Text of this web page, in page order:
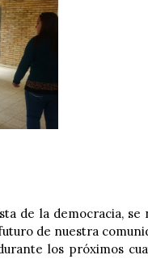
de la democracia, se
de nuestra
los próximos